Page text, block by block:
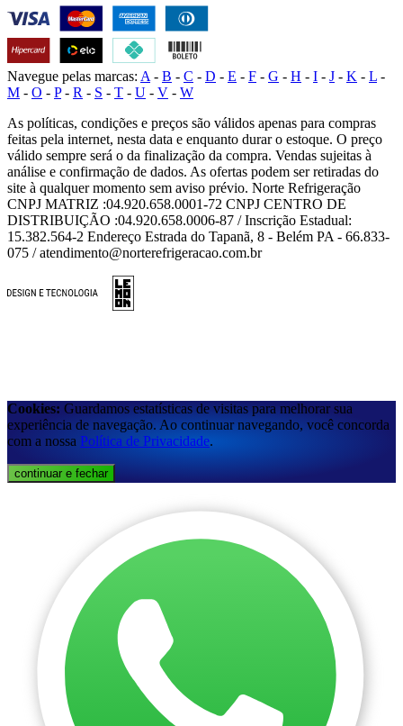
Navegue pelas marcas: A - B - C - D - E - F - G - H - I - J - K - L -
M - O - P- R - S - T - U - V - W
As políticas, condições e preços são válidos apenas para compras
feitas pela internet, nesta data e enquanto durar o estoque. O preço
válido sempre será o da finalização da compra. Vendas sujeitas à
análise e confirmação de dados. As ofertas podem ser retiradas do
site à qualquer momento sem aviso prévio. Norte Refrigeração
CNPJ MATRIZ :04.920.658.0001-72 CNPJ CENTRO DE
DISTRIBUIÇÃO :04.920.658.0006-87 / Inscrição Estadual:
15.382.564-2 Endereço Estrada do Tapanã, 8 - Belém PA - 66.833-
075 / atendimento@norterefrigeracao.com.br
Cookies: Guardamos estatísticas de visitas para melhorar sua
experiência de navegação. Ao continuar navegando, você concorda
com a nossa Política de Privacidade.
continuar e fechar